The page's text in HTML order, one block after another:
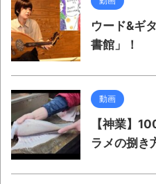
ウード&ギ
書館」！
動画
【神業】
ラメの捌き